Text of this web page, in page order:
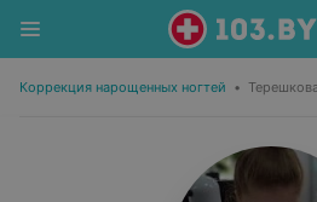
Коррекция нарощенных ногтей •